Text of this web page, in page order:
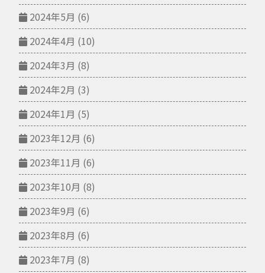
2024年5月 (6)
2024年4月 (10)
2024年3月 (8)
2024年2月 (3)
2024年1月 (5)
2023年12月 (6)
2023年11月 (6)
2023年10月 (8)
2023年9月 (6)
2023年8月 (6)
2023年7月 (8)